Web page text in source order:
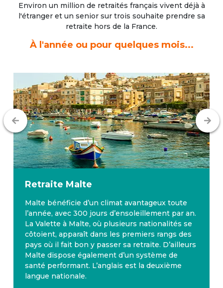
Environ un million de retraités français vivent déjà à
l'étrangeret un senior sur trois souhaite prendre sa
retraite hors de la France.
À l'année ou pour quelques mois...
Retraite Malte
Malte bénéficie d’un climat avantageux toute
l’année, avec 300 jours d’ensoleillement par an.
La Valette à Malte, où plusieurs nationalités se
côtoient, apparaît dans les premiers rangs des
pays où il fait bon y passer sa retraite. D’ailleurs
Malte dispose également d’un système de
santé performant. L’anglais est la deuxième
langue nationale.